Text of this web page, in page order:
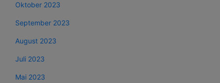
Oktober 2023
September 2023
August 2023
Juli 2023
Mai 2023